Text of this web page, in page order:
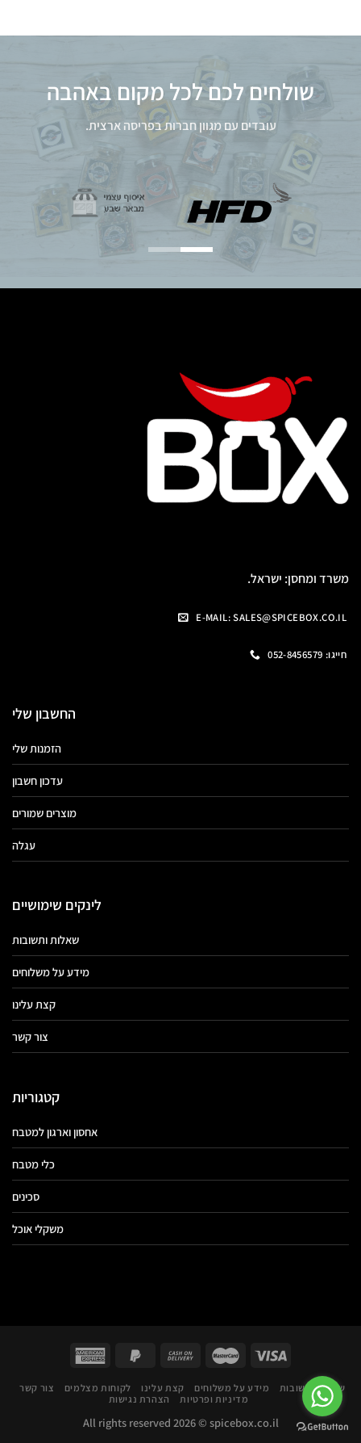
שולחים לכם לכל מקום באהבה
עובדים עם מגוון חברות בפריסה ארצית.
משרד ומחסן: ישראל.
E-MAIL: SALES@SPICEBOX.CO.IL
חייגו: 052-8456579
החשבון שלי
הזמנות שלי
עדכון חשבון
מוצרים שמורים
עגלה
לינקים שימושיים
שאלות ותשובות
מידע על משלוחים
קצת עלינו
צור קשר
קטגוריות
אחסון וארגון למטבח
כלי מטבח
סכינים
משקלי אוכל
שאלות ותשובות מידע על משלוחים קצת עלינו לקוחות מצלמים
צור קשר
מדיניות ופרטיות
הצהרת נגישות
All rights reserved 2026 © spicebox.co.il